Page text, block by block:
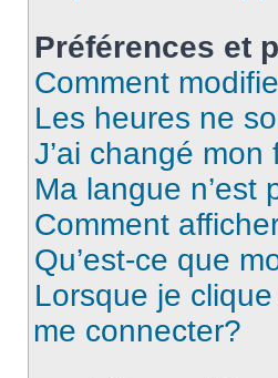
Préférences et
Comment
Les heures ne
J’ai changé
Ma langue n’est
Comment
Qu’est-ce que
Lorsque je
me connecter?